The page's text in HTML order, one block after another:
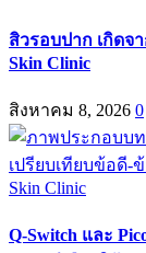
สิวรอบปาก เกิดจ
Skin Clinic
สิงหาคม 8, 2026 0
Q-Switch และ